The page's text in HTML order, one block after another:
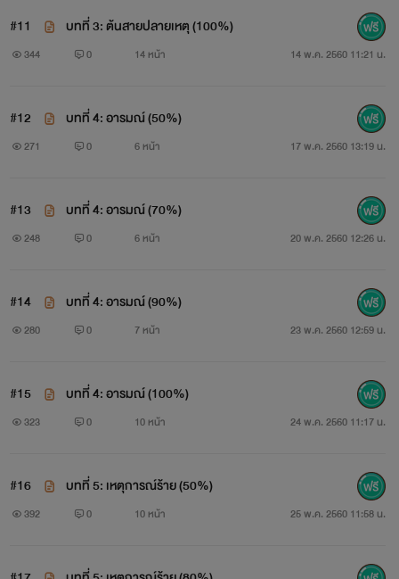
#11 บทที่ 3: ต้นสายปลายเหตุ (100%)
344 0 14 หน้า 14 พ.ค. 2560 11:21 น.
#12 บทที่ 4: อารมณ์ (50%)
271 0 6 หน้า 17 พ.ค. 2560 13:19 น.
#13 บทที่ 4: อารมณ์ (70%)
248 0 6 หน้า 20 พ.ค. 2560 12:26 น.
#14 บทที่ 4: อารมณ์ (90%)
280 0 7 หน้า 23 พ.ค. 2560 12:59 น.
#15 บทที่ 4: อารมณ์ (100%)
323 0 10 หน้า 24 พ.ค. 2560 11:17 น.
#16 บทที่ 5: เหตุการณ์ร้าย (50%)
392 0 10 หน้า 25 พ.ค. 2560 11:58 น.